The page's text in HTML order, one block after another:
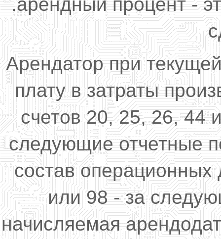
Арендатор при
плату в затраты
счетов 20, 25, 26, 44
следующие отчетные
состав операционных
или 98 - за
начисляемая